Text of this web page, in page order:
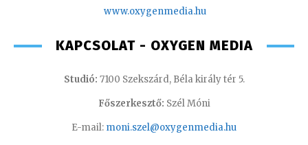
www.oxygenmedia.hu
KAPCSOLAT - OXYGEN MEDIA
Studió: 7100 Szekszárd, Béla király tér 5.
Főszerkesztő: Szél Móni
E-mail: moni.szel@oxygenmedia.hu